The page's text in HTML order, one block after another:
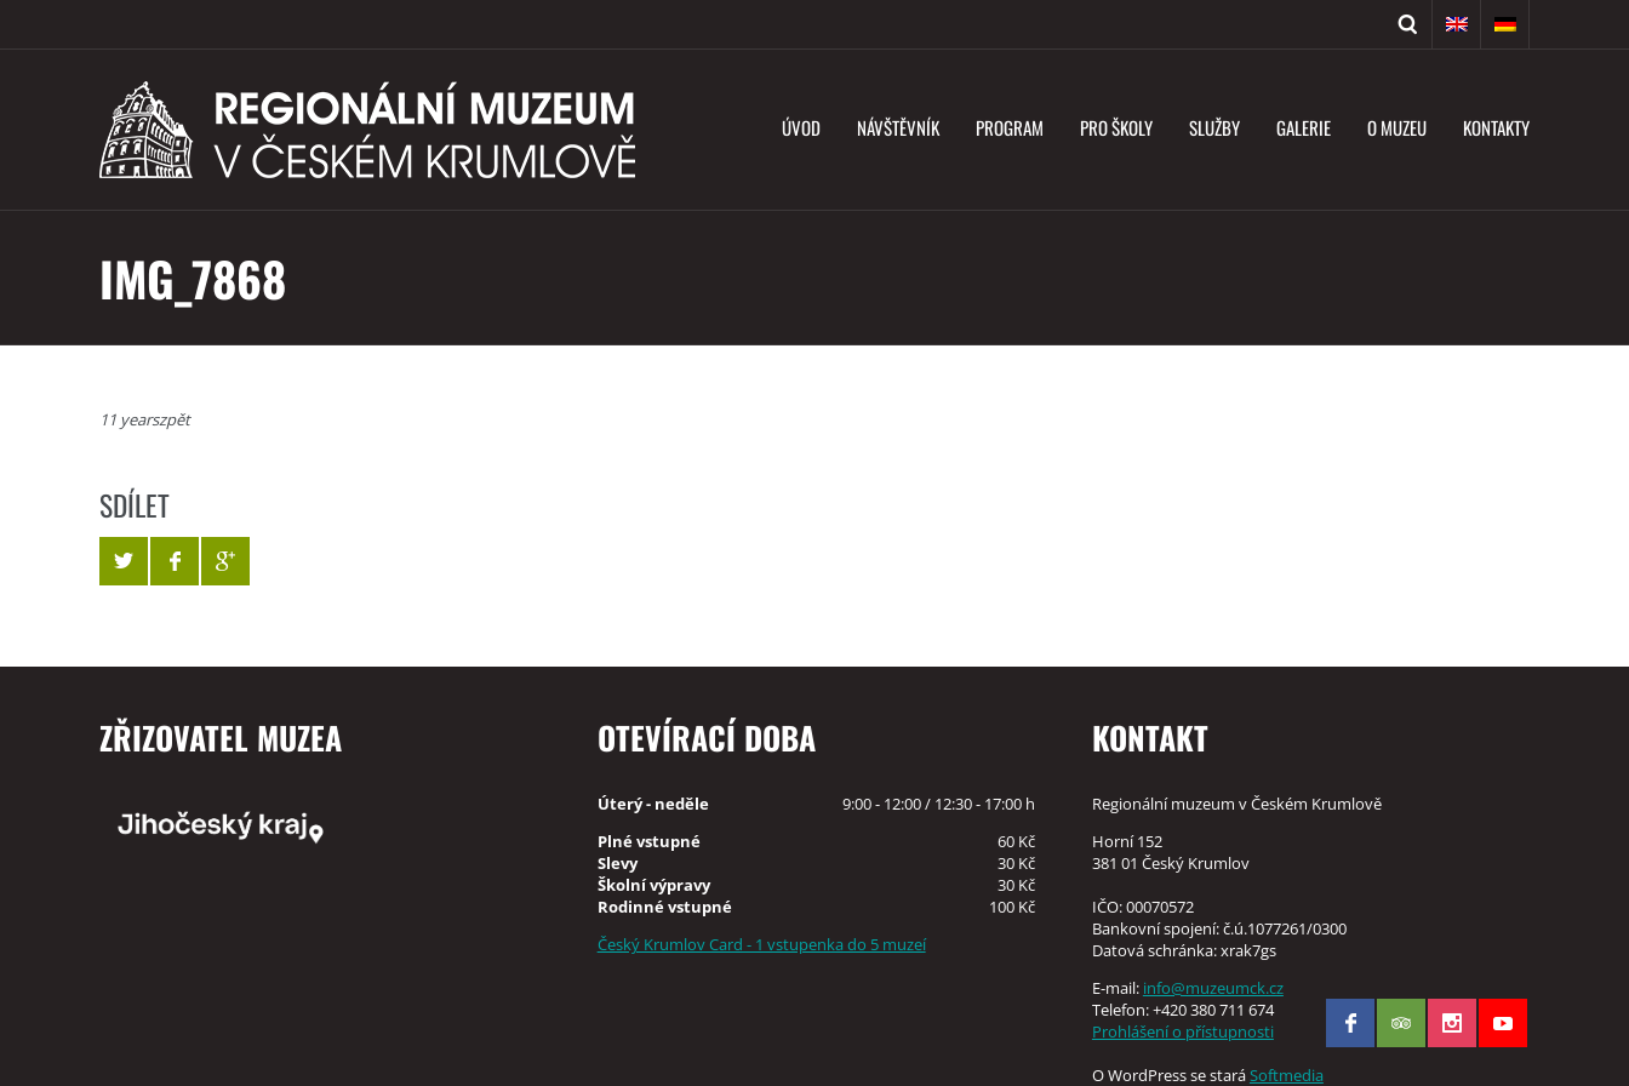
ÚVOD NÁVŠTĚVNÍK PROGRAM PRO ŠKOLY SLUŽBY GALERIE O MUZEU KONTAKTY
IMG_7868
11 yearszpět
SDÍLET
ZŘIZOVATEL MUZEA OTEVÍRACÍ DOBA
Úterý - neděle
9:00 - 12:00 / 12:30 - 17:00 h
Plné vstupné
60 Kč
Slevy
30 Kč
Školní výpravy
30 Kč
Rodinné vstupné
100 Kč
Český Krumlov Card - 1 vstupenka do 5 muzeí
KONTAKT
Regionální muzeum v Českém Krumlově
Horní 152
381 01 Český Krumlov
IČO: 00070572
Bankovní spojení: č.ú.1077261/0300
Datová schránka: xrak7gs
E-mail: info@muzeumck.cz
Telefon: +420 380 711 674
Prohlášení o přístupnosti
O WordPress se staráSoftmedia